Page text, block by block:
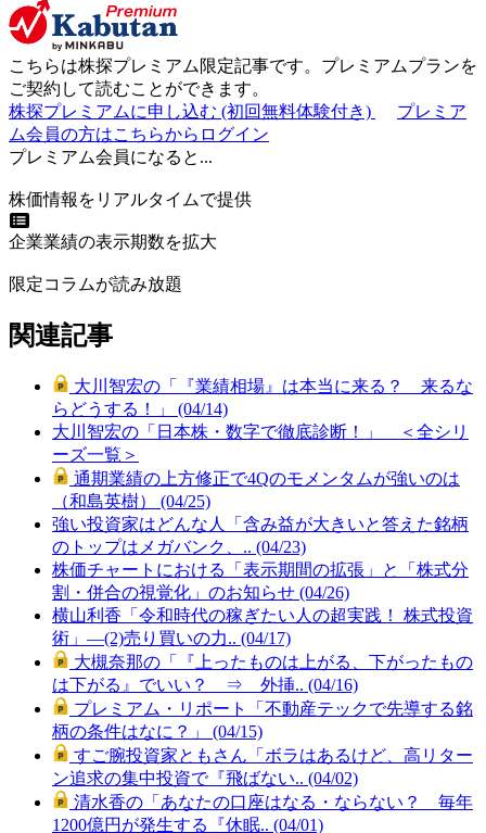
こちらは株探プレミアム限定記事です。プレミアムプランを
ご契約して読むことができます。
株探プレミアムに申し込む (初回無料体験付き)
プレミア
ム会員の方はこちらからログイン
プレミアム会員になると...
株価情報をリアルタイムで提供
企業業績の表示期数を拡大
限定コラムが読み放題
関連記事
大川智宏の「『業績相場』は本当に来る？ 来るな
らどうする！」 (04/14)
大川智宏の「日本株・数字で徹底診断！」 ＜全シリ
ーズ一覧＞
通期業績の上方修正で4Qのモメンタムが強いのは
（和島英樹） (04/25)
強い投資家はどんな人「含み益が大きいと答えた銘柄
のトップはメガバンク、.. (04/23)
株価チャートにおける「表示期間の拡張」と「株式分
割・併合の視覚化」のお知らせ (04/26)
横山利香「令和時代の稼ぎたい人の超実践！ 株式投資
術」―(2)売り買いの力.. (04/17)
大槻奈那の「『上ったものは上がる、下がったもの
は下がる』でいい？ ⇒ 外挿.. (04/16)
プレミアム・リポート「不動産テックで先導する銘
柄の条件はなに？」 (04/15)
すご腕投資家ともさん「ボラはあるけど、高リター
ン追求の集中投資で『飛ばない.. (04/02)
清水香の「あなたの口座はなる・ならない？ 毎年
1200億円が発生する『休眠.. (04/01)